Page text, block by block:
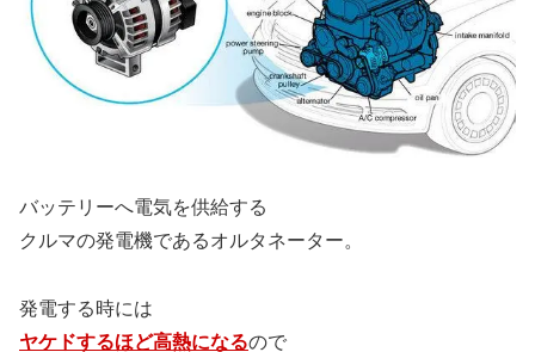
バッテリーへ電気を供給する
クルマの発電機であるオルタネーター。
発電する時には
ヤケドするほど高熱になるので